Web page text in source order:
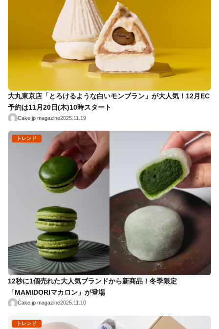
大丸東京店「とろけるような白いモンブラン」が大人気！12月EC
予約は11月20日(木)10時スタート
Cake.jp magazine2025.11.19
トレンド
12秒に1個売れた大人気ブランドから新商品！冬季限定
「MAMIDORIマカロン」が登場
Cake.jp magazine2025.11.10
トレンド